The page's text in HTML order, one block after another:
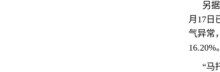
另
月17日
气异常
16.20%
“马